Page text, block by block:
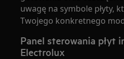
uwagę na symbole płyty,
Twojego konkretnego
Panel sterowania płyt
Electrolux